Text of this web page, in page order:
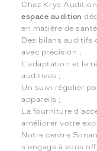
Chez Krys
espace audition
en matière de
Des bilans auditifs
avec précision ;
L'adaptation et le
auditives ;
Un suivi régulier
appareils ;
La fourniture
améliorer votre
Notre centre
s'engage à vous